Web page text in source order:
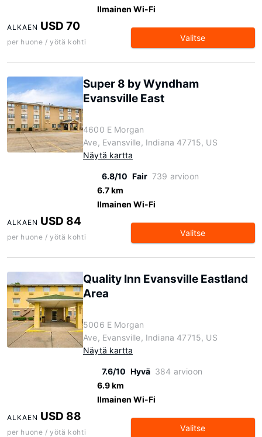
Ilmainen Wi-Fi
ALKAEN USD 70
per huone / yötä kohti Valitse
Super 8 by Wyndham
Evansville East
4600 E Morgan
Ave, Evansville, Indiana 47715, US
Näytä kartta
6.8/10 Fair 739 arvioon
6.7 km
Ilmainen Wi-Fi
ALKAEN USD 84
per huone / yötä kohti Valitse
Quality Inn Evansville Eastland
Area
5006 E Morgan
Ave, Evansville, Indiana 47715, US
Näytä kartta
7.6/10 Hyvä 384 arvioon
6.9 km
Ilmainen Wi-Fi
ALKAEN USD 88
per huone / yötä kohti Valitse